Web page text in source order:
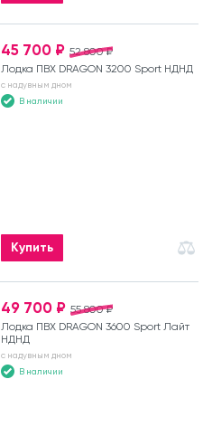
52 800 ₽
45 700 ₽
Лодка ПВХ DRAGON 3200 Sport НДНД
с надувным дном
В наличии
Купить
55 800 ₽
49 700 ₽
Лодка ПВХ DRAGON 3600 Sport Лайт
НДНД
с надувным дном
В наличии